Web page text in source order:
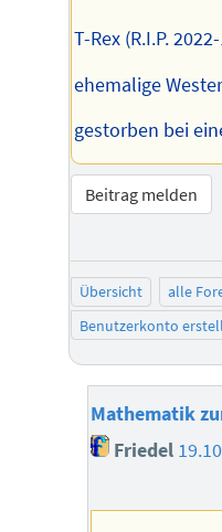
T-Rex (R.I.P.
ehemalige
gestorben bei
Beitrag melden
Übersicht alle
Benutzerkonto
Mathematik
Friedel